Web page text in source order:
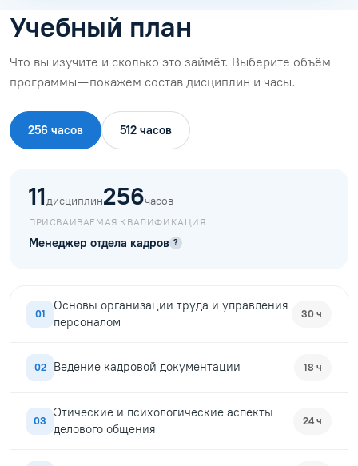
Учебный план
Что вы изучите и сколько это займёт. Выберите объём
программы — покажем состав дисциплин и часы.
256 часов 512 часов
11дисциплин256часов
ПРИСВАИВАЕМАЯ КВАЛИФИКАЦИЯ
Менеджер отдела кадров ?
01
Основы организации труда и управления
персоналом
30 ч
02 Ведение кадровой документации 18 ч
03
Этические и психологические аспекты
делового общения
24 ч